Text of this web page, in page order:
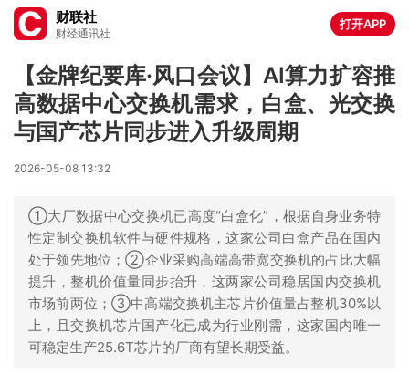
财联社
财经通讯社
打开APP
【金牌纪要库·风口会议】AI算力扩容推
高数据中心交换机需求，白盒、光交换
与国产芯片同步进入升级周期
2026-05-08 13:32
①大厂数据中心交换机已高度“白盒化”，根据自身业务特
性定制交换机软件与硬件规格，这家公司白盒产品在国内
处于领先地位；②企业采购高端高带宽交换机的占比大幅
提升，整机价值量同步抬升，这两家公司稳居国内交换机
市场前两位；③中高端交换机主芯片价值量占整机30%以
上，且交换机芯片国产化已成为行业刚需，这家国内唯一
可稳定生产25.6T芯片的厂商有望长期受益。